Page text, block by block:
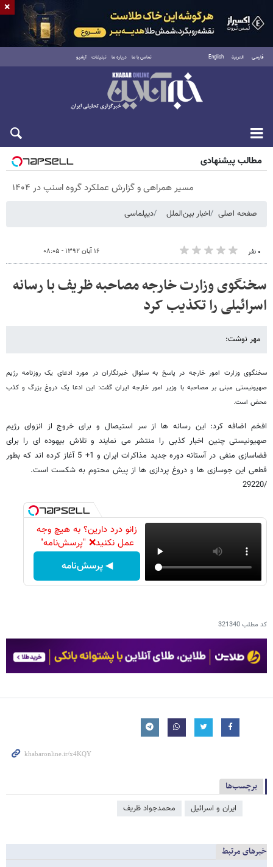
فارسی العربية English تماس با ما درباره ما تبلیغات آرشیو
پنجشنبه ۱۵ مرداد ۱۴۰۵
مطالب پیشنهادی
مسیر همراهی و گزارش عملکرد گروه اسنپ در ۱۴۰۴
صفحه اصلی اخبار بین‌الملل دیپلماسی
۰ نفر ۱۶ آبان ۱۳۹۲ - ۰۸:۰۵
سخنگوی وزارت خارجه مصاحبه ظریف با رسانه
اسرائیلی را تکذیب کرد
مهر نوشت:
سخنگوی وزارت امور خارجه در پاسخ به سئوال خبرنگاران در مورد ادعای یک روزنامه رژیم
صهیونیستی مبنی بر مصاحبه با وزیر امور خارجه ایران گفت: این ادعا یک دروغ بزرگ و کذب
محض است.
افخم اضافه کرد: این رسانه ها از سر استیصال و برای خروج از انزوای رژیم
صهیونیستی چنین اخبار کذبی را منتشر می نمایند و تلاش بیهوده ای را برای
فضاسازی منفی در آستانه دوره جدید مذاکرات ایران و 1+ 5 آغاز کرده اند که بطور
قطعی این جوسازی ها و دروغ پردازی ها از پیش محتوم به شکست است.
/29220
زانو درد دارین؟ به هیچ وجه
عمل نکنید❌ "پرسش‌نامه"
◀ پرسش‌نامه
کد مطلب321340
برچسب‌ها
ایران و اسرائیل محمدجواد ظریف
خبرهای مرتبط
×